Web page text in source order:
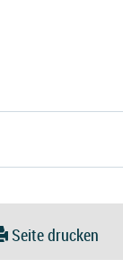
Seite drucken